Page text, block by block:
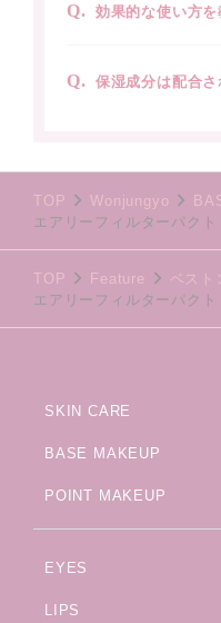
効果的な使い方を
保湿成分は配合さ
TOP Wonjungyo
エアリーフィルターパクト
TOP Feature
ベスト
エアリーフィルターパクト
SKIN CARE
BASE MAKEUP
POINT MAKEUP
EYES
LIPS